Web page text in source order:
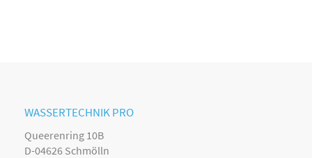
WASSERTECHNIK PRO
Queerenring 10B
D-04626 Schmölln